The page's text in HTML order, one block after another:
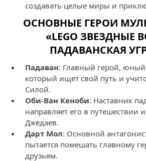
создавать целые миры и
ОСНОВНЫЕ ГЕРОИ
«LEGO ЗВЕЗДНЫЕ
ПАДАВАНСКАЯ
Падаван: Главный герой,
который ищет свой путь и
Силой.
Оби-Ван Кеноби: Наставник
направляет его в путешествии
Джедаев.
Дарт Мол: Основной
пытается помешать главному
друзьям.